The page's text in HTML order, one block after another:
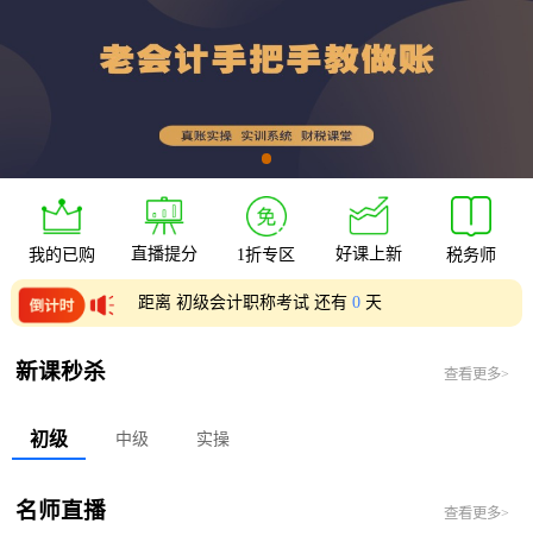
我的已购 直播提分 1折专区 好课上新 税务师
距离 初级会计职称考试 还有0 天
新课秒杀 查看更多>
初级 中级 实操
名师直播 查看更多>